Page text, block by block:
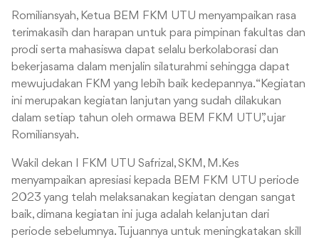
Romiliansyah, Ketua BEM FKM UTU menyampaikan rasa
terimakasih dan harapan untuk para pimpinan fakultas dan
prodi serta mahasiswa dapat selalu berkolaborasi dan
bekerjasama dalam menjalin silaturahmi sehingga dapat
mewujudakan FKM yang lebih baik kedepannya. “Kegiatan
ini merupakan kegiatan lanjutan yang sudah dilakukan
dalam setiap tahun oleh ormawa BEM FKM UTU”, ujar
Romiliansyah.
Wakil dekan I FKM UTU Safrizal, SKM, M.Kes
menyampaikan apresiasi kepada BEM FKM UTU periode
2023 yang telah melaksanakan kegiatan dengan sangat
baik, dimana kegiatan ini juga adalah kelanjutan dari
periode sebelumnya. Tujuannya untuk meningkatakan skill